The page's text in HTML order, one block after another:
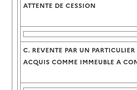
ATTENTE DE CESSION
C. REVENTE PAR UN
ACQUIS COMME IMMEUBLE A